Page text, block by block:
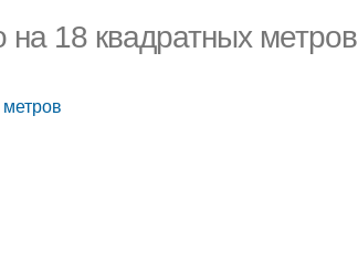
на 18 квадратных метров